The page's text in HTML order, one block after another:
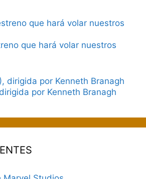
que hará volar nuestros
por Kenneth Branagh